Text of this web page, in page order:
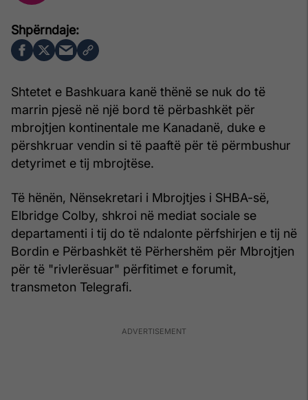
Shtetet e Bashkuara kanë thënë se nuk do të
marrin pjesë në një bord të përbashkët për
mbrojtjen kontinentale me Kanadanë, duke e
përshkruar vendin si të paaftë për të përmbushur
detyrimet e tij mbrojtëse.
Të hënën, Nënsekretari i Mbrojtjes i SHBA-së,
Elbridge Colby, shkroi në mediat sociale se
departamenti i tij do të ndalonte përfshirjen e tij në
Bordin e Përbashkët të Përhershëm për Mbrojtjen
për të "rivlerësuar" përfitimet e forumit,
transmeton Telegrafi.